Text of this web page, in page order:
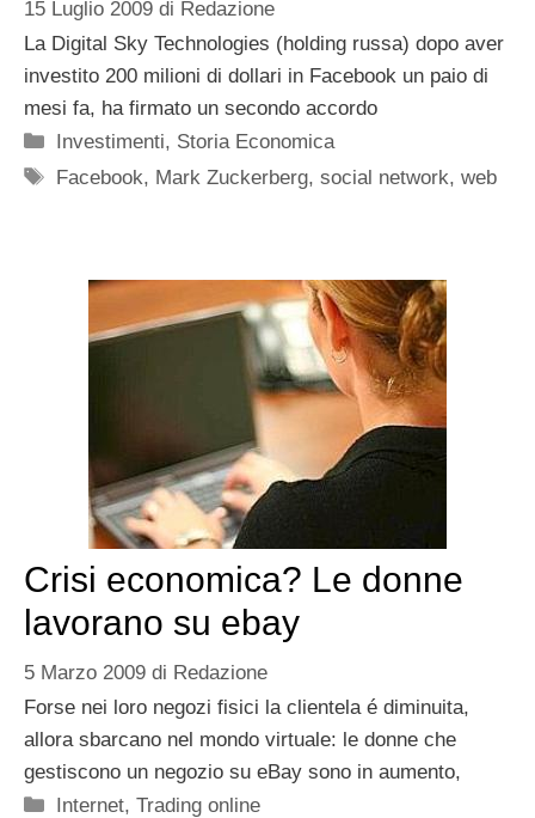
15 Luglio 2009 di Redazione
La Digital Sky Technologies (holding russa) dopo aver
investito 200 milioni di dollari in Facebook un paio di
mesi fa, ha firmato un secondo accordo
Categorie
Investimenti, Storia Economica
Tag
Facebook, Mark Zuckerberg,social network,web
Crisi economica? Le donne
lavorano su ebay
5 Marzo 2009 di Redazione
Forse nei loro negozi fisici la clientela é diminuita,
allora sbarcano nel mondo virtuale: le donne che
gestiscono un negozio su eBay sono in aumento,
Categorie
Internet,Trading online